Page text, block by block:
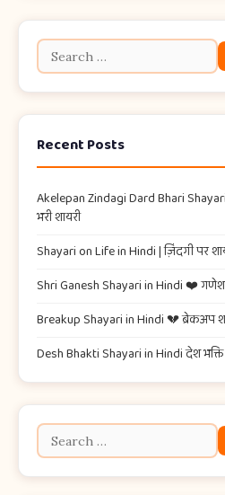
Recent Posts
Akelepan Zindagi Dard Bhari
भरी शायरी
Shayari on Life in Hindi | ज़िंदगी पर
Shri Ganesh Shayari in Hindi ❤️ गणेश
Breakup Shayari in Hindi 💔 ब्रेकअप
Desh Bhakti Shayari in Hindi देश भक्ति